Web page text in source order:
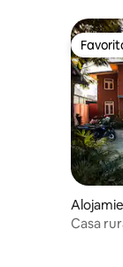
Casa